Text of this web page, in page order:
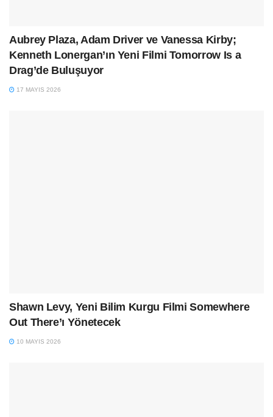
Aubrey Plaza, Adam Driver ve Vanessa Kirby;
Kenneth Lonergan’ın Yeni Filmi Tomorrow Is a
Drag’de Buluşuyor
17 MAYIS 2026
Shawn Levy, Yeni Bilim Kurgu Filmi Somewhere
Out There’ı Yönetecek
10 MAYIS 2026